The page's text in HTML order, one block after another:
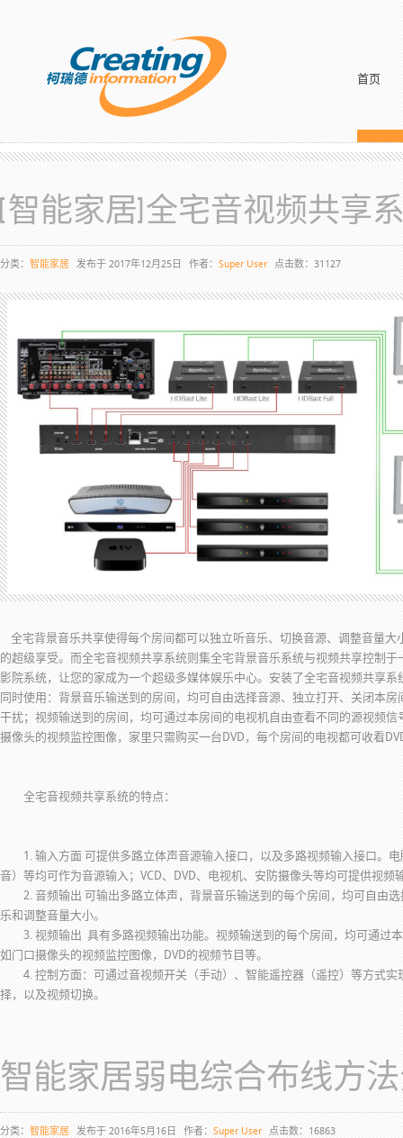
首页
[智能家居]全宅音视频共享
分类： 智能家居 发布于 2017年12月25日 作者： Super User 点击数：31127
全宅背景音乐共享使得每个房间都可以独立听音乐、切换音源、调整音量大
的超级享受。而全宅音视频共享系统则集全宅背景音乐系统与视频共享控制
影院系统，让您的家成为一个超级多媒体娱乐中心。安装了全宅音视频共享
同时使用：背景音乐输送到的房间，均可自由选择音源、独立打开、关闭本
干扰；视频输送到的房间，均可通过本房间的电视机自由查看不同的源视频
摄像头的视频监控图像，家里只需购买一台DVD，每个房间的电视都可收看
全宅音视频共享系统的特点：
1. 输入方面 可提供多路立体声音源输入接口，以及多路视频输入接口。电
音）等均可作为音源输入；VCD、DVD、电视机、安防摄像头等均可提供视频
2. 音频输出 可输出多路立体声，背景音乐输送到的每个房间，均可自由选
乐和调整音量大小。
3. 视频输出 具有多路视频输出功能。视频输送到的每个房间，均可通过
如门口摄像头的视频监控图像，DVD的视频节目等。
4. 控制方面：可通过音视频开关（手动）、智能遥控器（遥控）等方式实
择，以及视频切换。
智能家居弱电综合布线方
分类： 智能家居 发布于 2016年5月16日 作者： Super User 点击数：16863